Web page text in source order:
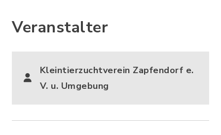
Veranstalter
Kleintierzuchtverein Zapfendorf e.
V. u. Umgebung